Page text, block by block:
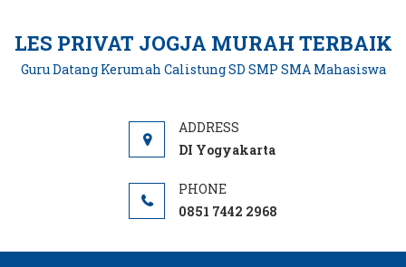
content
LES PRIVAT JOGJA MURAH TERBAIK
Guru Datang Kerumah Calistung SD SMP SMA Mahasiswa
DI Yogyakarta
0851 7442 2968